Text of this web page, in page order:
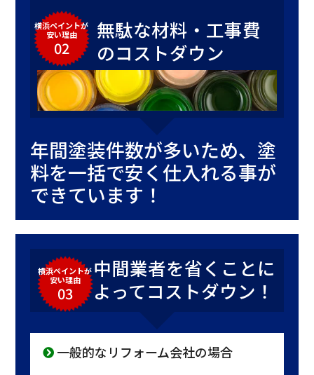
横浜ペイントが
安い理由
02
無駄な材料・工事費
のコストダウン
年間塗装件数が多いため、塗
料を一括で安く仕入れる事が
できています！
横浜ペイントが
安い理由
03
中間業者を省くことに
よってコストダウン！
一般的なリフォーム会社の場合